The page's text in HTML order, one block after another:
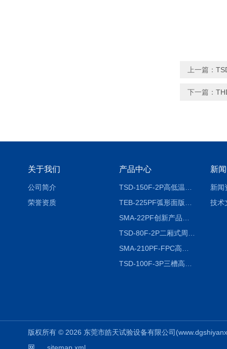
上一篇：
下一篇：
关于我们
公司简介
荣誉资质
产品中心 新
新闻
技术
版权所有 © 2026 东莞市皓天试验设备有限公司